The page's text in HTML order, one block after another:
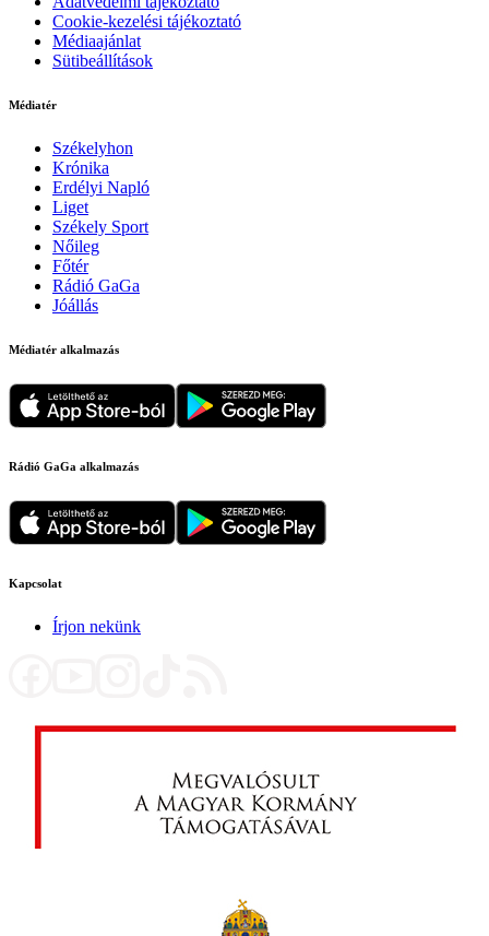
Cookie-kezelési tájékoztató
Médiaajánlat
Sütibeállítások
Médiatér
Székelyhon
Krónika
Erdélyi Napló
Liget
Székely Sport
Nőileg
Főtér
Rádió GaGa
Jóállás
Médiatér alkalmazás
Rádió GaGa alkalmazás
Kapcsolat
Írjon nekünk